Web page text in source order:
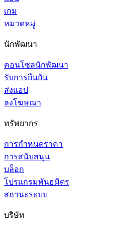
เกม
หมวดหมู่
นักพัฒนา
คอนโซลนักพัฒนา
รับการยืนยัน
ส่งแอป
ลงโฆษณา
ทรัพยากร
การกำหนดราคา
การสนับสนุน
บล็อก
โปรแกรมพันธมิตร
สถานะระบบ
บริษัท